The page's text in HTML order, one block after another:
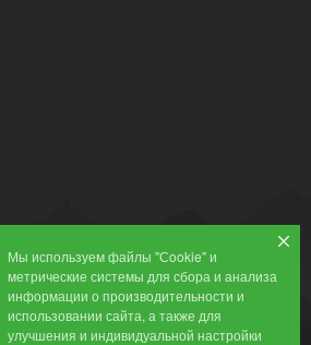
Мы используем файлы "Сookie" и
метрические системы для сбора и анализа
информации о производительности и
использовании сайта, а также для
улучшения и индивидуальной настройки